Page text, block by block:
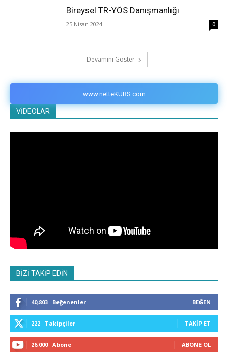
Bireysel TR-YÖS Danışmanlığı
25 Nisan 2024 0
Devamını Göster
www.netteKURS.com
VİDEOLAR
BİZİ TAKİP EDİN
40,803 Beğenenler BEĞEN
222 Takipçiler TAKIP ET
26,000 Abone ABONE OL